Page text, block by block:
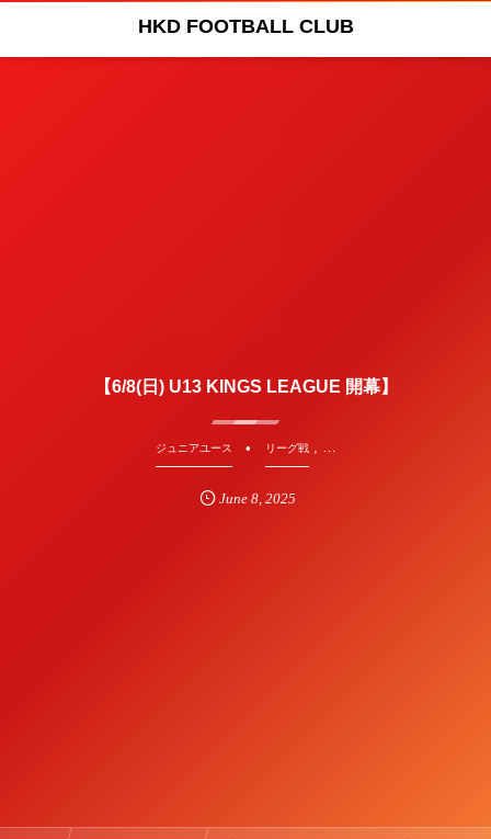
HKD FOOTBALL CLUB
【6/8(日) U13 KINGS LEAGUE 開幕】
ジュニアユース リーグ戦, …
June 8, 2025